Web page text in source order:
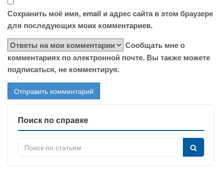
Сохранить моё имя, email и адрес сайта в этом браузере
для последующих моих комментариев.
Сообщать мне о
комментариях по электронной почте. Вы также можете
подписаться, не комментируя.
Поиск по справке